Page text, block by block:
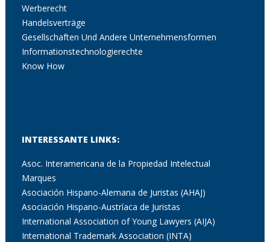
Werberecht
Handelsverträge
Gesellschaften Und Andere Unternehmensformen
Informationstechnologierechte
Know How
INTERESSANTE LINKS:
Asoc. Interamericana de la Propiedad Intelectual
Marques
Asociación Hispano-Alemana de Juristas (AHAJ)
Asociación Hispano-Austríaca de Juristas
International Association of Young Lawyers (AIJA)
International Trademark Association (INTA)